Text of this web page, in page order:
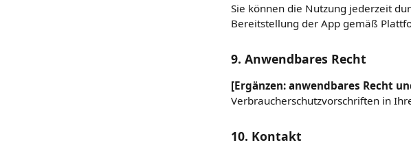
Sie können die Nutzung jederzeit
Bereitstellung der App gemäß
9. Anwendbares Recht
[Ergänzen: anwendbares Recht
Verbraucherschutzvorschriften in
10. Kontakt